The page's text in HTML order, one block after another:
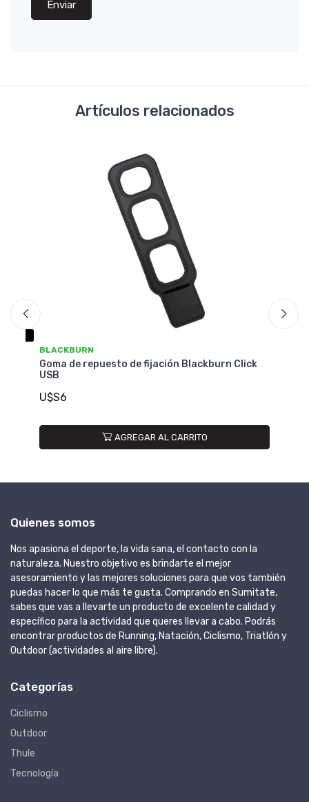
Enviar
Artículos relacionados
BLACKBURN
Goma de repuesto de fijación Blackburn Click
USB
U$S6
AGREGAR AL CARRITO
Quienes somos
Nos apasiona el deporte, la vida sana, el contacto con la
naturaleza. Nuestro objetivo es brindarte el mejor
asesoramiento y las mejores soluciones para que vos también
puedas hacer lo que más te gusta. Comprando en Sumitate,
sabes que vas a llevarte un producto de excelente calidad y
específico para la actividad que queres llevar a cabo. Podrás
encontrar productos de Running, Natación, Ciclismo, Triatlón y
Outdoor (actividades al aire libre).
Categorías
Ciclismo
Outdoor
Thule
Tecnología